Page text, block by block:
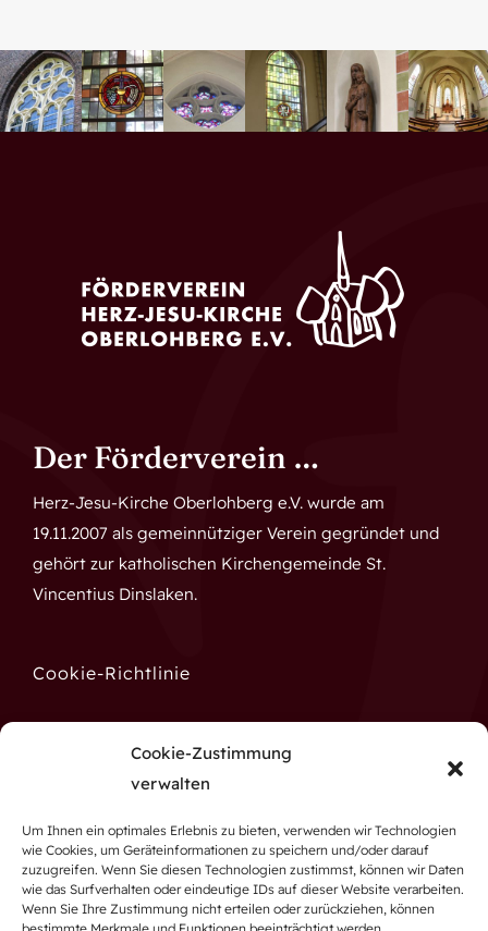
Cookie-Zustimmung
verwalten
Um Ihnen ein optimales Erlebnis zu bieten, verwenden wir Technologien
wie Cookies, um Geräteinformationen zu speichern und/oder darauf
zuzugreifen. Wenn Sie diesen Technologien zustimmst, können wir Daten
wie das Surfverhalten oder eindeutige IDs auf dieser Website verarbeiten.
Wenn Sie Ihre Zustimmung nicht erteilen oder zurückziehen, können
Der Förderverein …
Herz-Jesu-Kirche Oberlohberg e.V. wurde am
19.11.2007 als gemeinnütziger Verein gegründet und
gehört zur katholischen Kirchengemeinde St.
Vincentius Dinslaken.
Cookie-Richtlinie
Impressum